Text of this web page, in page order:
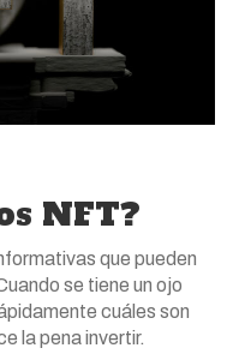
NFT?
que pueden
se tiene un ojo
cuáles son
la pena invertir.